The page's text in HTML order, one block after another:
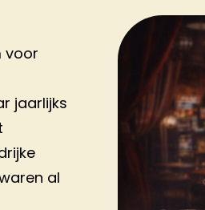
voor
jaarlijks
al